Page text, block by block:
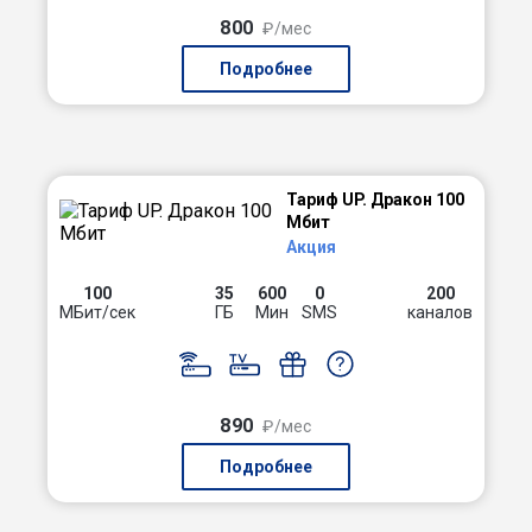
800 ₽/мес
Подробнее
Тариф UP. Дракон 100
Мбит
Акция
100
МБит/сек
35
ГБ
600
Мин
0
SMS
200
каналов
890 ₽/мес
Подробнее